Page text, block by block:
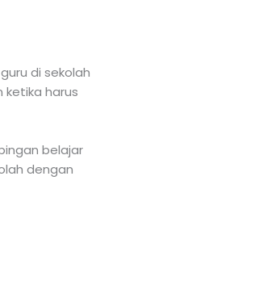
di sekolah
ketika harus
belajar
dengan